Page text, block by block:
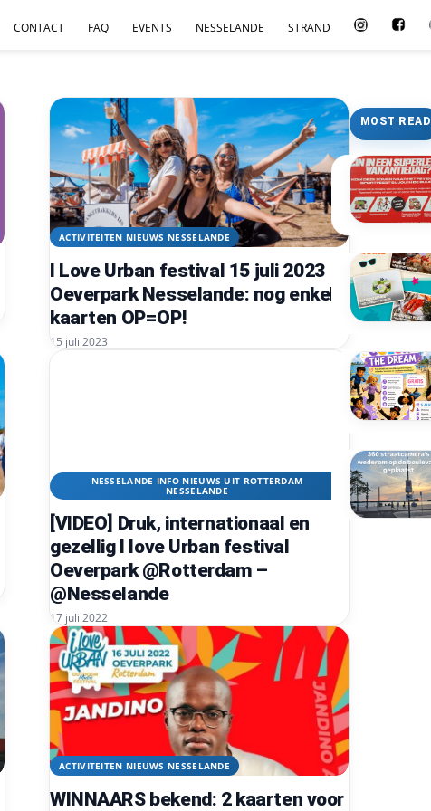
CONTACT FAQ EVENTS NESSELANDE STRAND
ACTIVITEITEN NIEUWS NESSELANDE
I Love Urban festival 15 juli 2023
Oeverpark Nesselande: nog enkele
kaarten OP=OP!
15 juli 2023
NESSELANDE INFO NIEUWS UIT ROTTERDAM
NESSELANDE
[VIDEO] Druk, internationaal en
gezellig I love Urban festival
Oeverpark @Rotterdam –
@Nesselande
17 juli 2022
ACTIVITEITEN NIEUWS NESSELANDE
WINNAARS bekend: 2 kaarten voor
MOST READ